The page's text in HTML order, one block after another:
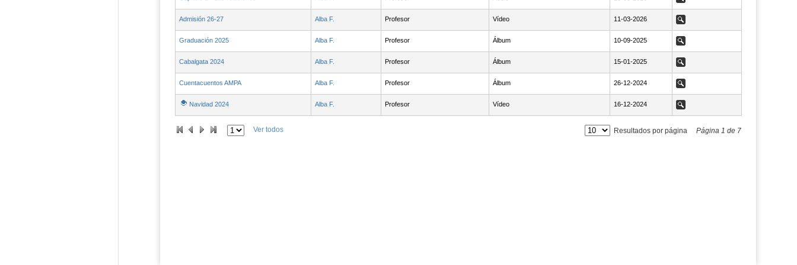
Admisión 26-27 Alba F. Profesor Vídeo NaN11-03-2026
11-03-2026 Ver
Graduación 2025 Alba F. Profesor Álbum NaN10-09-2025
10-09-2025 Ver
Cabalgata 2024 Alba F. Profesor Álbum NaN15-01-2025
15-01-2025 Ver
Cuentacuentos AMPA Alba F. Profesor Álbum NaN26-12-2024
26-12-2024 Ver
Navidad 2024 Alba F. Profesor Vídeo NaN16-12-2024
16-12-2024 Ver
Ver todos Resultados por página Página 1 de 7